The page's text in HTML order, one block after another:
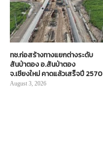
ทช.ก่อสร้างทางแยกต่างระดับ
สันป่าตอง อ.สันป่าตอง
จ.เชียงใหม่ คาดแล้วเสร็จปี 2570
August 3, 2026